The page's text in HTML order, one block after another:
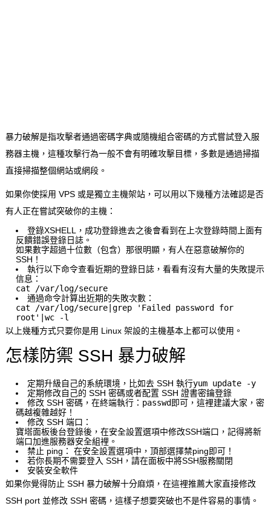
暴力破解是指攻擊者通過密碼字典或隨機組合密碼的方式嘗試登入服
務器主機，這種攻擊行為一般不會有明確攻擊目標，多數是通過掃描
直接掃描整個網站或網段。
如果你使採用 VPS 或是獨立主機架站，可以用以下幾種方法確認是否
有人正在嘗試突破你的主機：
登錄XSHELL，成功登錄進去之後會看到在上次登錄時間上面有
反饋錯誤登錄日誌。
如果數字超過十位數（包含）那很明顯，有人在惡意破解你的
SSH！
執行以下命令查看近期的登錄日誌，看看有沒有大量的失敗提示
信息：
cat
/var/log/secure
通過命令計算出近期的失敗次數：
cat /var/log/secure|grep
'Failed password for
root'
|wc -l
以上幾種方式只要你是用 Linux 架設的主機基本上都可以使用。
怎樣防禦 SSH 暴力破解
定期升級自己的系統環境，比如去 SSH 執行yum update -y
定期修改自己的 SSH 密碼或者配置 SSH 證書密鑰登錄
修改 SSH 密碼，在終端執行： passwd即可，這裡建議大家，密
碼越複雜越好！
修改 SSH 端口：
寶塔面板後台登錄後，在安全設置選項中修改SSH端口，記得將新
端口加進服務器安全組裡。
禁止 ping： 在安全設置選項中，頂部選擇禁ping即可！
若你長期不需要登入 SSH，請在面板中將SSH服務關閉
安裝安全軟件
如果你覺得防止 SSH 暴力破解十分麻煩，在這裡推薦大家直接修改
SSH port 並修改 SSH 密碼，這樣子想要突破也不是件容易的事情。